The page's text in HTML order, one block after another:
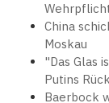
China
Moskau
"Das Glas
Putins
Baerbock